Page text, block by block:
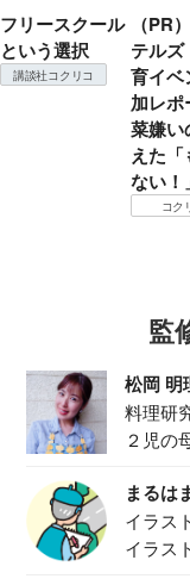
フリースクール
という選択
講談社コクリコ
（PR
テル
育イベ
加レ
菜嫌い
えた
ない！
コク
監
松岡 明
料理研
２児の
まるは
イラス
イラス